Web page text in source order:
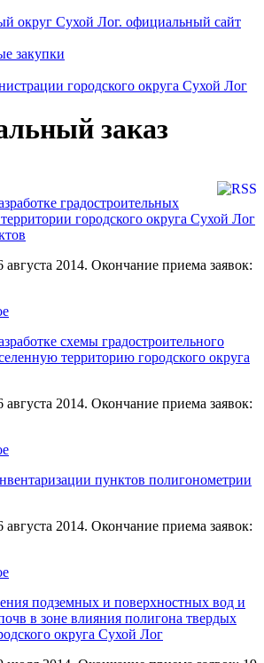
округ Сухой Лог. официальный сайт
закупки
городского округа Сухой Лог
заказ
градостроительных
городского округа Сухой Лог
августа 2014. Окончание приема заявок:
схемы градостроительного
территорию городского округа
августа 2014. Окончание приема заявок:
пунктов полигонометрии
августа 2014. Окончание приема заявок:
подземных и поверхностных вод и
в зоне влияния полигона твердых
округа Сухой Лог